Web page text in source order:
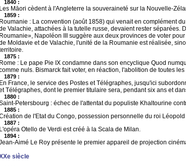
1840 :
Les Māori cèdent à l'Angleterre la souveraineté sur la Nouvelle-
1859 :
Roumanie : La convention (août 1858) qui venait en complément
Valachie, attachées à la tutelle russe, devaient rester
Roumanie», Napoléon III suggère aux deux provinces de voter
Moldavie et de Valachie, l'unité de la Roumanie est réalisée,
1875 :
Rome : Le pape Pie IX condamne dans son encyclique Quod
nuls. Bismarck fait voter, en réaction, l'abolition de toutes
1879 :
En France, le service des Postes et Télégraphes, jusqu'ici
Télégraphes, dont le premier titulaire sera, pendant six ans et
1880 :
Petersbourg : échec de l'attentat du populiste Khaltourine
1885 :
de l'Etat du Congo, possession personnelle du roi Léopold
1887 :
L'opéra Otello de Verdi est créé à la Scala de Milan.
1894 :
Aimé Le Roy présente le premier appareil de projection
siècle